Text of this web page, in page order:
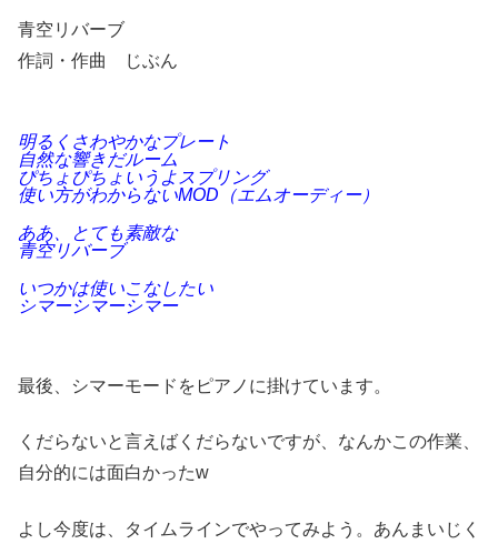
青空リバーブ
作詞・作曲 じぶん
明るくさわやかなプレート
自然な響きだルーム
ぴちょぴちょいうよスプリング
使い方がわからないMOD（エムオーディー）
ああ、とても素敵な
青空リバーブ
いつかは使いこなしたい
シマーシマーシマー
最後、シマーモードをピアノに掛けています。
くだらないと言えばくだらないですが、なんかこの作業、
自分的には面白かったw
よし今度は、タイムラインでやってみよう。あんまいじく